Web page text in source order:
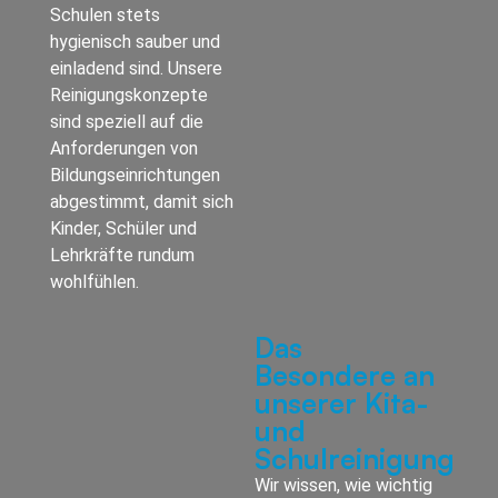
Schulen stets
hygienisch sauber und
einladend sind. Unsere
Reinigungskonzepte
sind speziell auf die
Anforderungen von
Bildungseinrichtungen
abgestimmt, damit sich
Kinder, Schüler und
Lehrkräfte rundum
wohlfühlen.
Das
Besondere an
unserer Kita-
und
Schulreinigung
Wir wissen, wie wichtig